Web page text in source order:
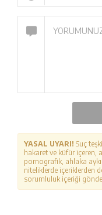
YASAL UYARI! Suç
hakaret ve küfür içeren,
pornografik, ahlaka
niteliklerde içeriklerden
sorumluluk içeriği